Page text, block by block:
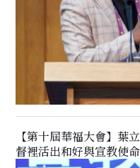
【第十屆華福大會】葉
督裡活出和好與宣教使命